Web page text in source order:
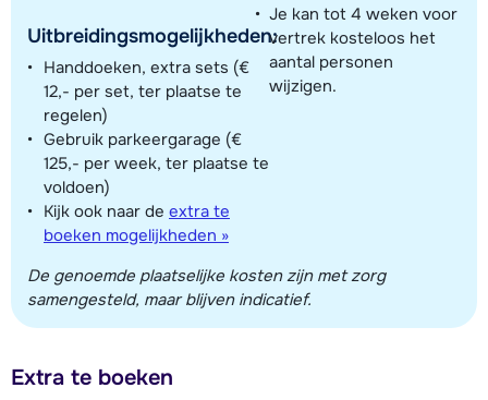
Uitbreidingsmogelijkheden:
Handdoeken, extra sets (€
12,- per set, ter plaatse te
regelen)
Gebruik parkeergarage (€
125,- per week, ter plaatse te
voldoen)
Kijk ook naar de extra te
boeken mogelijkheden »
Je kan tot 4 weken voor
vertrek kosteloos het
aantal personen
wijzigen.
De genoemde plaatselijke kosten zijn met zorg
samengesteld, maar blijven indicatief.
Extra te boeken